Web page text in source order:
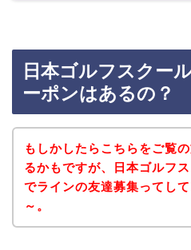
日本ゴルフスクー
ーポンはあるの？
もしかしたらこちらをご覧
るかもですが、日本ゴルフ
でラインの友達募集ってし
～。